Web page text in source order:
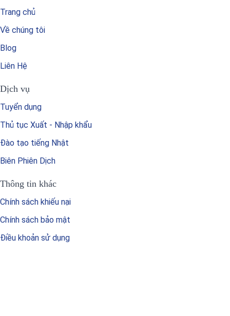
Trang chủ
Về chúng tôi
Blog
Liên Hệ
Dịch vụ
Tuyển dụng
Thủ tục Xuất - Nhập khẩu
Đào tạo tiếng Nhật
Biên Phiên Dịch
Thông tin khác
Chính sách khiếu nại
Chính sách bảo mật
Điều khoản sử dụng